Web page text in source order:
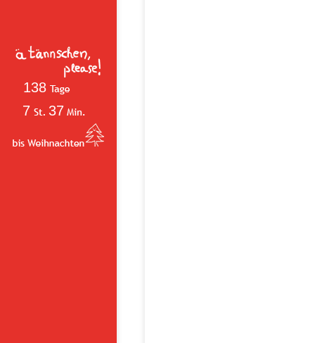
138
7
37